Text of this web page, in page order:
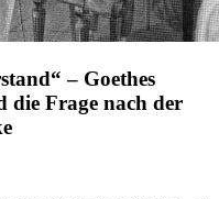
– Goethes
die Frage nach der